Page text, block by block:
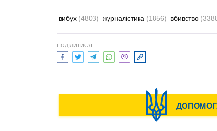
вибух (4803) журналістика (1856) вбивство
ПОДІЛИТИСЯ: